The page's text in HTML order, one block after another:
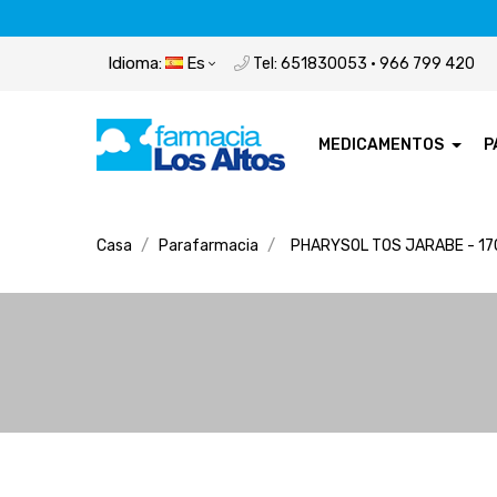
Idioma: Es Tel: 651830053 · 966 799 420
MEDICAMENTOS
Casa Parafarmacia PHARYSOL TOS JARABE -